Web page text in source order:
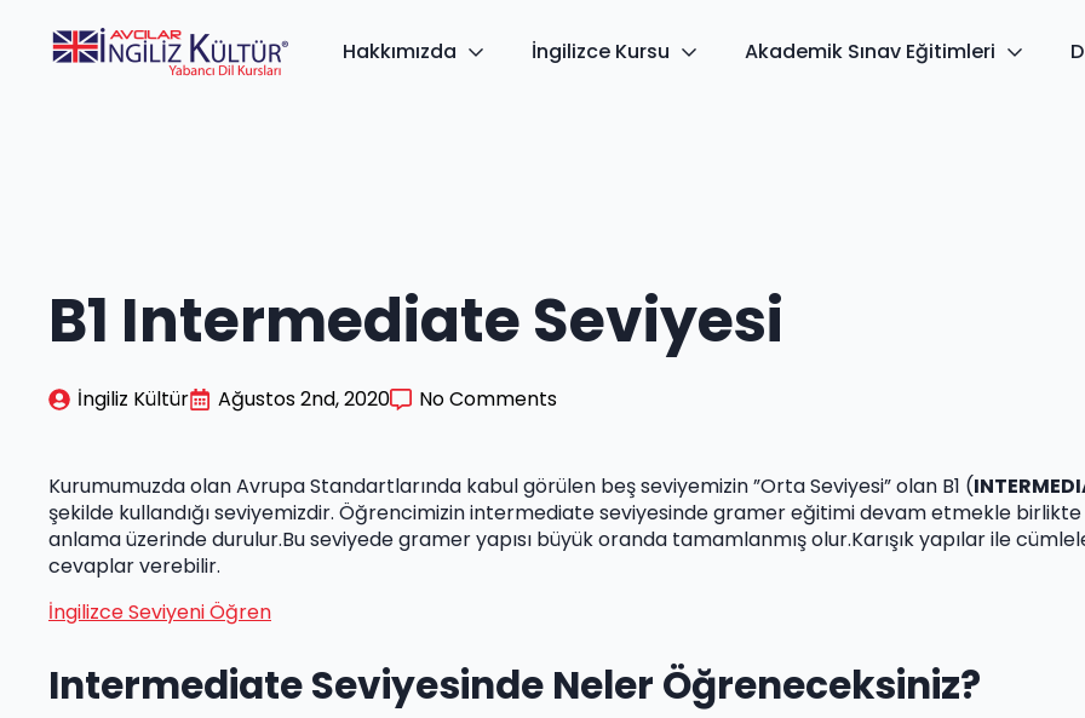
Hakkımızda İngilizce Kursu Akademik Sınav Eğitimleri
B1 Intermediate Seviyesi
İngiliz Kültür Ağustos 2nd, 2020 No Comments
Kurumumuzda olan Avrupa Standartlarında kabul görülen beş seviyemizin ”Orta Seviyesi” olan B1 (
şekilde kullandığı seviyemizdir. Öğrencimizin intermediate seviyesinde gramer eğitimi devam etmekle
anlama üzerinde durulur.Bu seviyede gramer yapısı büyük oranda tamamlanmış olur.Karışık yapılar ile
cevaplar verebilir.
İngilizce Seviyeni Öğren
Intermediate Seviyesinde Neler Öğreneceksiniz?